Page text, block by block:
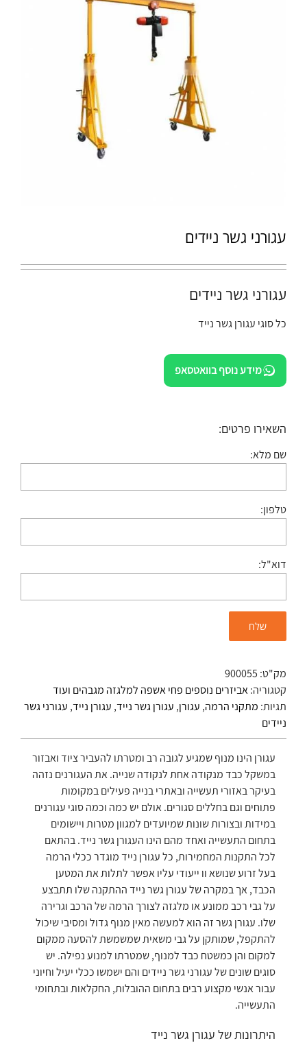
עגורני גשר ניידים
עגורני גשר ניידים
כל סוגי עגורן גשר נייד
מידע נוסף בוואטסאפ
השאירו פרטים:
שם מלא:
טלפון:
דוא"ל:
מק"ט: 900055
קטגוריה:אביזרים נוספים פחי אשפה למלגזה מגבהים ועוד
תגיות: מתקני הרמה, עגורן, עגורן גשר נייד, עגורן נייד, עגורני גשר
ניידים
עגורן הינו מנוף שמגיע לגובה רב ומטרתו להעביר ציוד ואבזור
במשקל כבד מנקודה אחת לנקודה שנייה. את העגורנים נזהה
בעיקר באזורי תעשייה ובאתרי בנייה פעילים במקומות
פתוחים וגם בחללים סגורים. אולם יש כמה וכמה סוגי עגורנים
במידות ובצורות שונות שמיועדים למגוון מטרות ויישומים
בתחום התעשייה ואחד מהם הינו העגורן גשר נייד. בהתאם
לכל התקנות המחמירות, כל עגורן נייד מוגדר ככלי הרמה
בעל זרוע שנושא וו ייעודי עליו אפשר לתלות את המטען
הכבד, אך במקרה של עגורן גשר נייד ההתקנה שלו תתבצע
על גבי רכב ממונע או מלגזה לצורך הרמה של הרכב וגרירה
שלו. עגורן גשר זה הוא למעשה מאין מנוף גדול ומסיבי שיכול
להתקפל, שמותקן על גבי משאית שמשמשת להסעה ממקום
למקום והן כמשטח כבד למנוף, שמטרתו למנוע נפילה. יש
סוגים שונים של עגורני גשר ניידים והם ישמשו ככלי יעיל וחיוני
עבור אנשי מקצוע רבים בתחום ההובלות, החקלאות ובתחומי
התעשייה.
היתרונות של עגורן גשר נייד